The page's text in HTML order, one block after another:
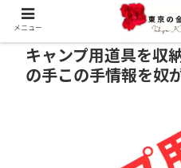
キャンプ用道具を収
の手この手情報を奴
メニュー